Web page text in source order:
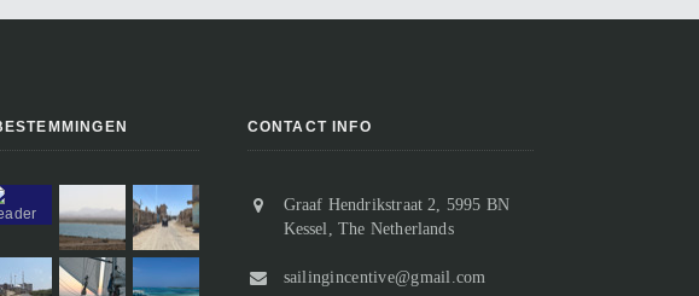
niet..
woestijnen, farao's
Vertrek uit Suakin, of toch niet?
Na slechts twee nachten in Suakin
Aangekomen in Sudan
Van de ooit florerende handelspost
CONTACT INFO
Graaf Hendrikstraat 2, 5995 BN
Kessel, The Netherlands
sailingincentive@gmail.com